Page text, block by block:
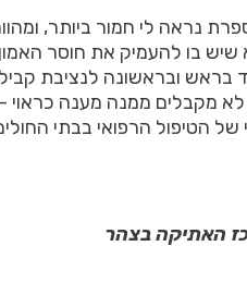
נראה לי חמור ביותר,
שיש בו להעמיק את חוסר
בראש ובראשונה לנציבת
מקבלים ממנה מענה
הטיפול הרפואי בבתי
האתיקה בצהר